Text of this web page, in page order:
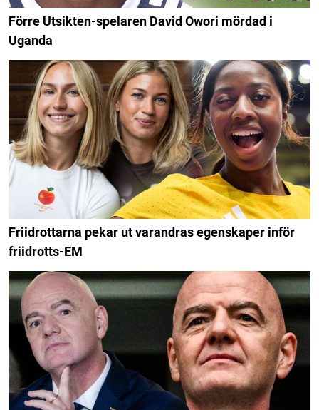
Förre Utsikten-spelaren David Owori mördad i
Uganda
Friidrottarna pekar ut varandras egenskaper inför
friidrotts-EM